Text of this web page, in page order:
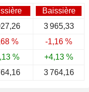
Baissière
3 965,33
%
-1,16 %
%
+4,13 %
3 764,16